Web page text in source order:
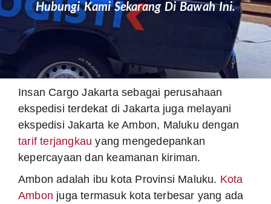
Hubungi Kami Sekarang Di Bawah Ini.
Insan Cargo Jakarta sebagai perusahaan
ekspedisi terdekat di Jakarta juga melayani
ekspedisi Jakarta ke Ambon, Maluku dengan
tarif terjangkau yang mengedepankan
kepercayaan dan keamanan kiriman.
Ambon adalah ibu kota Provinsi Maluku. Kota
Ambon juga termasuk kota terbesar yang ada